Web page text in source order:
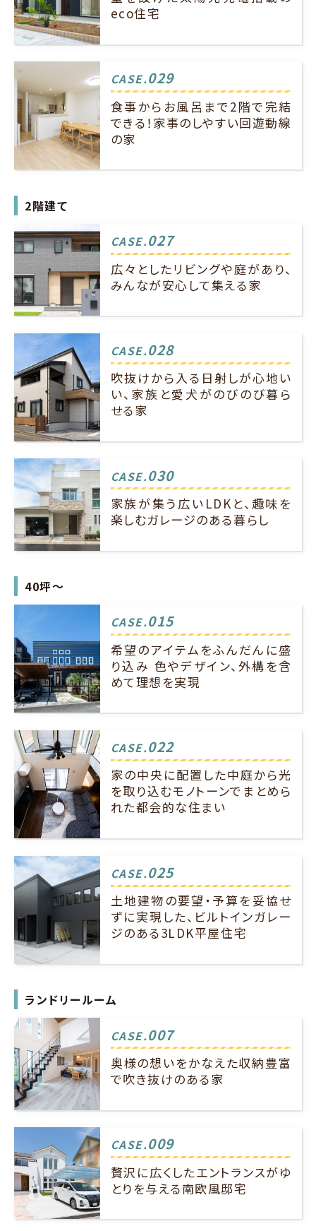
eco住宅
CASE.029
食事からお風呂まで2階で完結
できる！家事のしやすい回遊動線
の家
2階建て
CASE.027
広々としたリビングや庭があり、
みんなが安心して集える家
CASE.028
吹抜けから入る日射しが心地い
い、家族と愛犬がのびのび暮ら
せる家
CASE.030
家族が集う広いLDKと、趣味を
楽しむガレージのある暮らし
40坪～
CASE.015
希望のアイテムをふんだんに盛
り込み 色やデザイン、外構を含
めて理想を実現
CASE.022
家の中央に配置した中庭から光
を取り込むモノトーンでまとめら
れた都会的な住まい
CASE.025
土地建物の要望・予算を妥協せ
ずに実現した、ビルトインガレー
ジのある3LDK平屋住宅
ランドリールーム
CASE.007
奥様の想いをかなえた収納豊富
で吹き抜けのある家
CASE.009
贅沢に広くしたエントランスがゆ
とりを与える南欧風邸宅